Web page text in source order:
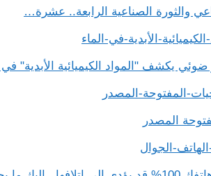
والثورة الصناعية الرابعة.. عشرة…
يكشف "المواد الكيميائية الأبدية" في
المصدر